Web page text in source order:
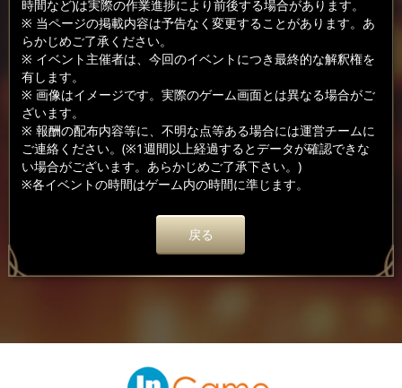
時間など)は実際の作業進捗により前後する場合があります。
※ 当ページの掲載内容は予告なく変更することがあります。あ
らかじめご了承ください。
※ イベント主催者は、今回のイベントにつき最終的な解釈権を
有します。
※ 画像はイメージです。実際のゲーム画面とは異なる場合がご
ざいます。
※ 報酬の配布内容等に、不明な点等ある場合には運営チームに
ご連絡ください。(※1週間以上経過するとデータが確認できな
い場合がございます。あらかじめご了承下さい。)
※各イベントの時間はゲーム内の時間に準じます。
戻る